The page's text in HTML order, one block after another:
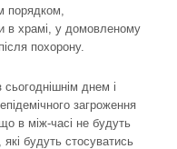
порядком,
в храмі, у домовленому
похорону.
днем і
загроження
в між-часі не будуть
будуть стосуватись